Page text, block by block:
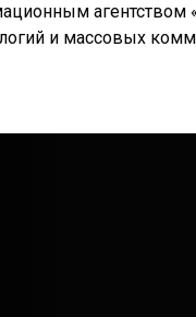
агентством
и массовых